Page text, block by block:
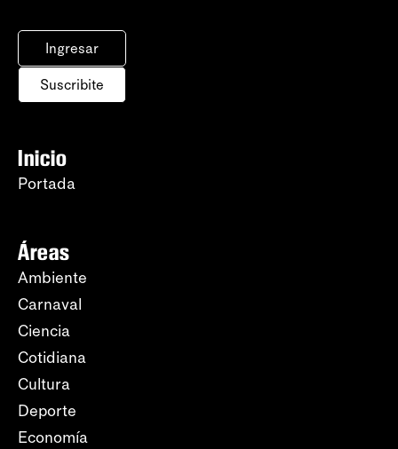
Ingresar
Suscribite
Inicio
Portada
Áreas
Ambiente
Carnaval
Ciencia
Cotidiana
Cultura
Deporte
Economía